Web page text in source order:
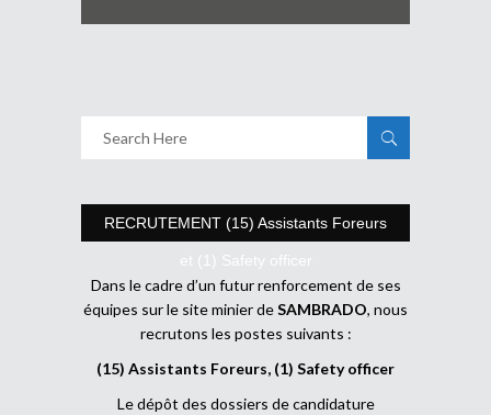
RECRUTEMENT (15) Assistants Foreurs
et (1) Safety officer
Dans le cadre d’un futur renforcement de ses
équipes sur le site minier deSAMBRADO, nous
recrutons les postes suivants :
(15) Assistants Foreurs, (1) Safety officer
Le dépôt des dossiers de candidature